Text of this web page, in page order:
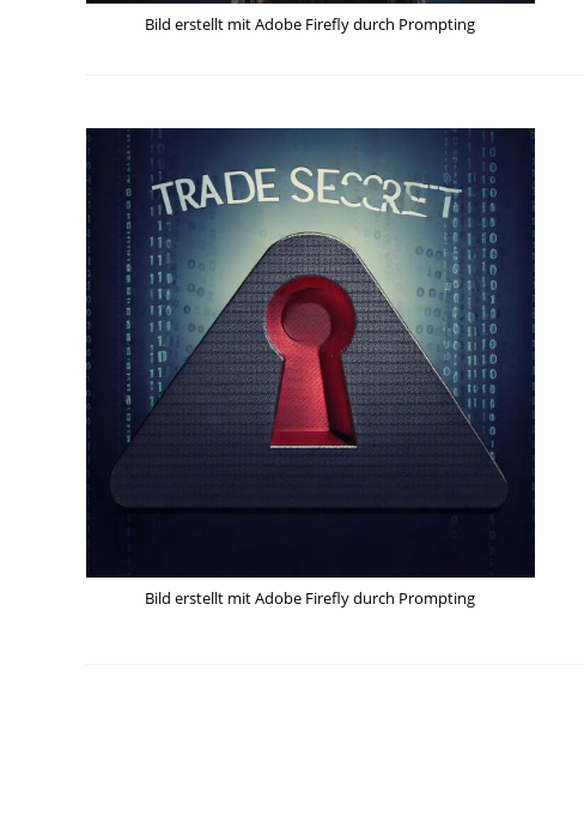
Bild erstellt mit Adobe Firefly durch Prompting
Bild erstellt mit Adobe Firefly durch Prompting